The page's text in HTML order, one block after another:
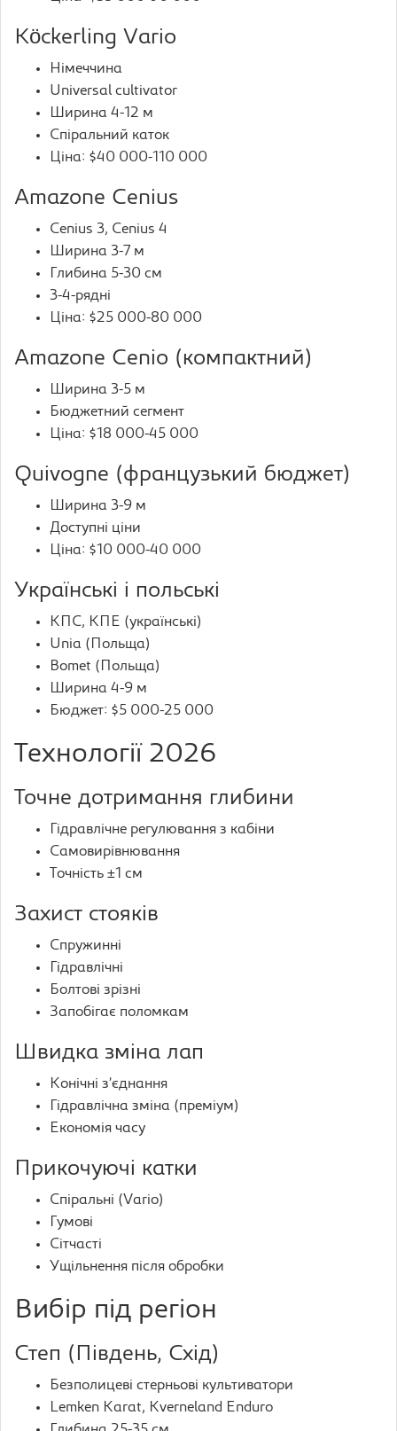
Köckerling Vario
Німеччина
Universal cultivator
Ширина 4-12 м
Спіральний каток
Ціна: $40 000-110 000
Amazone Cenius
Cenius 3, Cenius 4
Ширина 3-7 м
Глибина 5-30 см
3-4-рядні
Ціна: $25 000-80 000
Amazone Cenio (компактний)
Ширина 3-5 м
Бюджетний сегмент
Ціна: $18 000-45 000
Quivogne (французький бюджет)
Ширина 3-9 м
Доступні ціни
Ціна: $10 000-40 000
Українські і польські
КПС, КПЕ (українські)
Unia (Польща)
Bomet (Польща)
Ширина 4-9 м
Бюджет: $5 000-25 000
Технології 2026
Точне дотримання глибини
Гідравлічне регулювання з кабіни
Самовирівнювання
Точність ±1 см
Захист стояків
Спружинні
Гідравлічні
Болтові зрізні
Запобігає поломкам
Швидка зміна лап
Конічні з’єднання
Гідравлічна зміна (преміум)
Економія часу
Прикочуючі катки
Спіральні (Vario)
Гумові
Сітчасті
Ущільнення після обробки
Вибір під регіон
Степ (Південь, Схід)
Безполицеві стерньові культиватори
Lemken Karat, Kverneland Enduro